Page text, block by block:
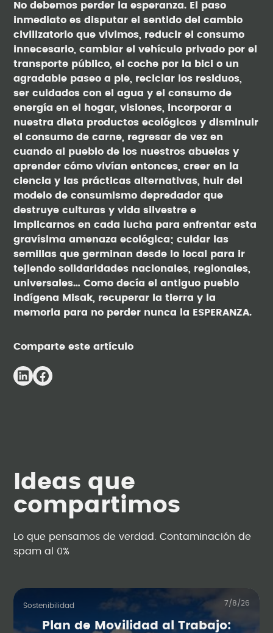
Comparte este artículo
No debemos perder la esperanza. El paso
inmediato es disputar el sentido del cambio
civilizatorio que vivimos, reducir el consumo
innecesario, cambiar el vehículo privado por el
transporte público, el coche por la bici o un
agradable paseo a pie, reciclar los residuos,
ser cuidados con el agua y el consumo de
energía en el hogar, visiones, incorporar a
nuestra dieta productos ecológicos y disminuir
el consumo de carne, regresar de vez en
cuando al pueblo de los nuestros abuelas y
aprender cómo vivían entonces, creer en la
ciencia y las prácticas alternativas, huir del
modelo de consumismo depredador que
destruye culturas y vida silvestre e
implicarnos en cada lucha para enfrentar esta
gravísima amenaza ecológica; cuidar las
semillas que germinan desde lo local para ir
tejiendo solidaridades nacionales, regionales,
universales… Como decía el antiguo pueblo
indígena Misak, recuperar la tierra y la
memoria para no perder nunca la ESPERANZA.
Ideas que
compartimos
Lo que pensamos de verdad. Contaminación de
spam al 0%
Sostenibilidad 7/8/26
Plan de Movilidad al Trabajo: